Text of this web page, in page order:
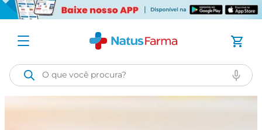
O que você procura?